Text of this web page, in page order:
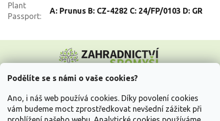
Podělíte se s námi o vaše cookies?
Ano, i náš web používá cookies. Díky povolení cookies
vám budeme moct zprostředkovat nevšední zážitek při
Plant
Passport:
A: Prunus B: CZ-4282 C: 24/FP/0103 D: GR
p
Vše o nákupu